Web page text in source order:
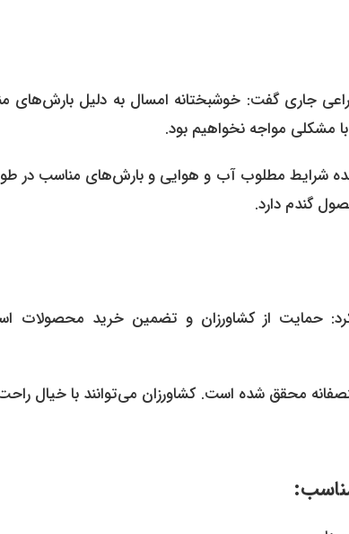
جاری گفت: خوشبختانه امسال به دلیل بارش‌های
مشکلی مواجه نخواهیم بود.
شرایط مطلوب آب و هوایی و بارش‌های مناسب در
گندم دارد.
از کشاورزان و تضمین خرید محصولات
محقق شده است. کشاورزان می‌توانند با خیال